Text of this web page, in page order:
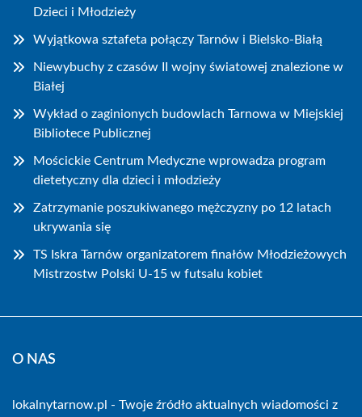
Dzieci i Młodzieży
Wyjątkowa sztafeta połączy Tarnów i Bielsko-Białą
Niewybuchy z czasów II wojny światowej znalezione w
Białej
Wykład o zaginionych budowlach Tarnowa w Miejskiej
Bibliotece Publicznej
Mościckie Centrum Medyczne wprowadza program
dietetyczny dla dzieci i młodzieży
Zatrzymanie poszukiwanego mężczyzny po 12 latach
ukrywania się
TS Iskra Tarnów organizatorem finałów Młodzieżowych
Mistrzostw Polski U-15 w futsalu kobiet
O NAS
lokalnytarnow.pl - Twoje źródło aktualnych wiadomości z